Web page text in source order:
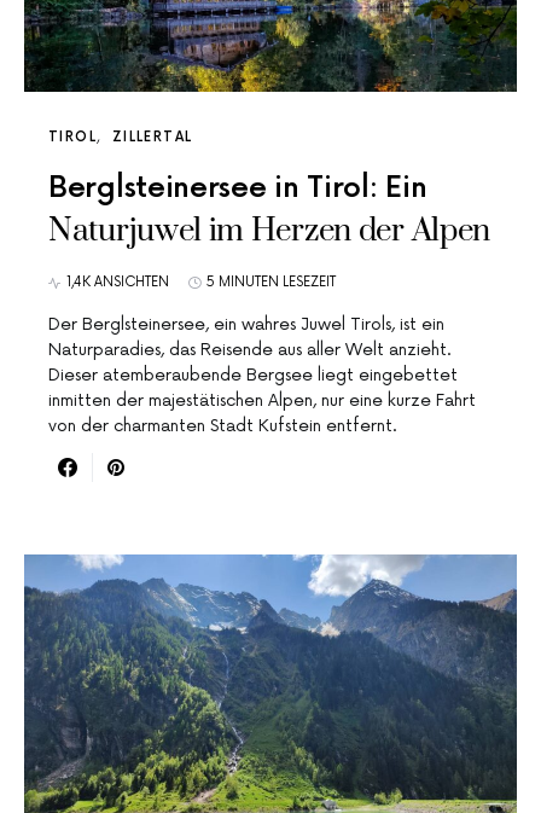
TIROL ZILLERTAL
Berglsteinersee in Tirol: Ein
Naturjuwel im Herzen der Alpen
1,4K ANSICHTEN 5 MINUTEN LESEZEIT
Der Berglsteinersee, ein wahres Juwel Tirols, ist ein
Naturparadies, das Reisende aus aller Welt anzieht.
Dieser atemberaubende Bergsee liegt eingebettet
inmitten der majestätischen Alpen, nur eine kurze Fahrt
von der charmanten Stadt Kufstein entfernt.